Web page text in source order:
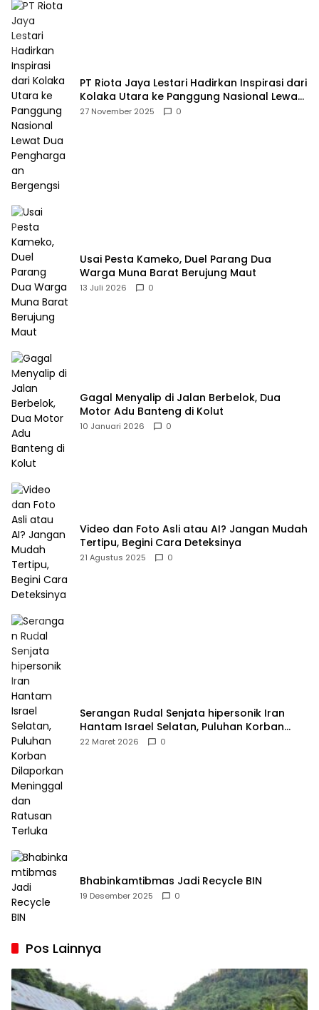
PT Riota Jaya Lestari Hadirkan Inspirasi dari
Kolaka Utara ke Panggung Nasional Lewat
Dua Penghargaan Bergengsi
27 November 2025 0
Usai Pesta Kameko, Duel Parang Dua
Warga Muna Barat Berujung Maut
13 Juli 2026 0
Gagal Menyalip di Jalan Berbelok, Dua
Motor Adu Banteng di Kolut
10 Januari 2026 0
Video dan Foto Asli atau AI? Jangan Mudah
Tertipu, Begini Cara Deteksinya
21 Agustus 2025 0
Serangan Rudal Senjata hipersonik Iran
Hantam Israel Selatan, Puluhan Korban
Dilaporkan Meninggal dan Ratusan Terluka
22 Maret 2026 0
Bhabinkamtibmas Jadi Recycle BIN
19 Desember 2025 0
Pos Lainnya